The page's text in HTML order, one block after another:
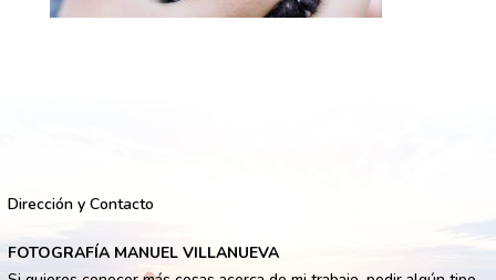
Dirección y Contacto
FOTOGRAFÍA MANUEL VILLANUEVA